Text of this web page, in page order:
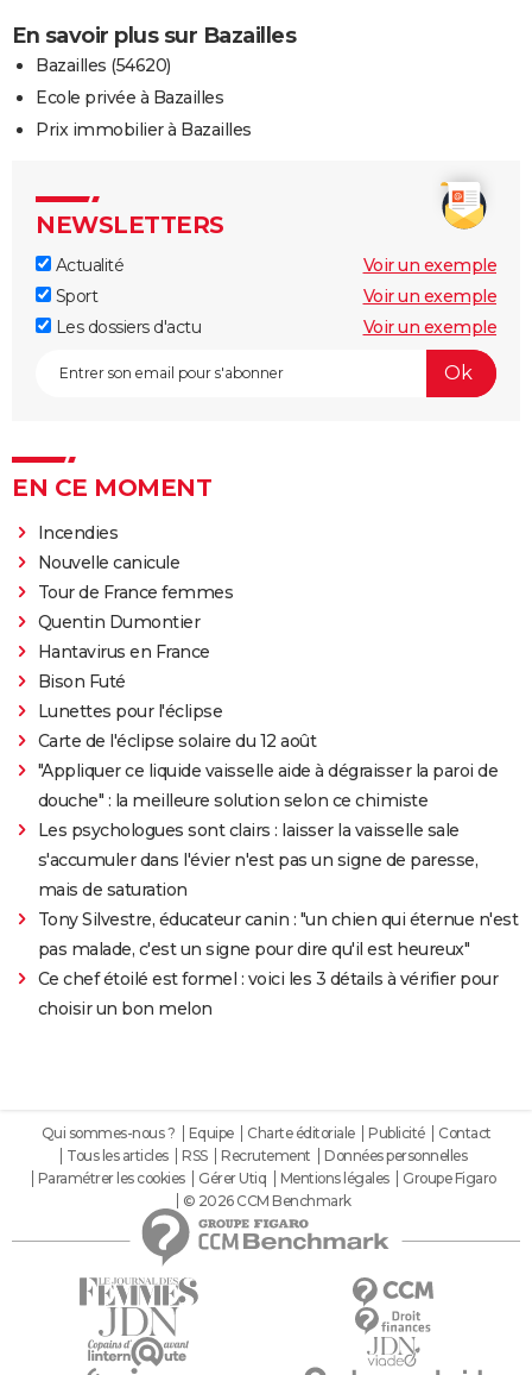
En savoir plus sur Bazailles
Bazailles (54620)
Ecole privée à Bazailles
Prix immobilier à Bazailles
NEWSLETTERS
Actualité
Voir un exemple
Sport
Voir un exemple
Les dossiers d'actu
Voir un exemple
EN CE MOMENT
Incendies
Nouvelle canicule
Tour de France femmes
Quentin Dumontier
Hantavirus en France
Bison Futé
Lunettes pour l'éclipse
Carte de l'éclipse solaire du 12 août
"Appliquer ce liquide vaisselle aide à dégraisser la paroi de
douche" : la meilleure solution selon ce chimiste
Les psychologues sont clairs : laisser la vaisselle sale
s'accumuler dans l'évier n'est pas un signe de paresse,
mais de saturation
Tony Silvestre, éducateur canin : "un chien qui éternue n'est
pas malade, c'est un signe pour dire qu'il est heureux"
Ce chef étoilé est formel : voici les 3 détails à vérifier pour
choisir un bon melon
Qui sommes-nous ? Equipe Charte éditoriale Publicité
Contact
Tous les articles
RSS Recrutement
Données personnelles
Paramétrer les cookies
Gérer Utiq Mentions légales
Groupe Figaro
© 2026 CCM Benchmark